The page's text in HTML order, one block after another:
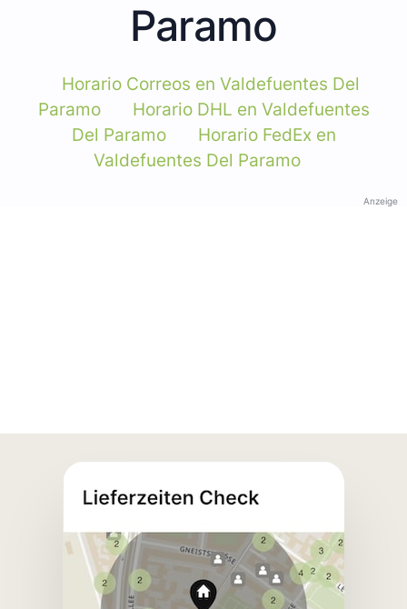
Paramo
Horario Correos en Valdefuentes Del
Paramo
Horario DHL en Valdefuentes
Del Paramo
Horario FedEx en
Valdefuentes Del Paramo
Anzeige